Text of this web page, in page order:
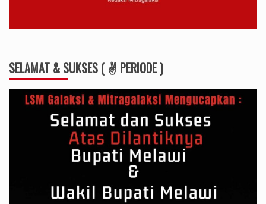
SELAMAT & SUKSES ( ✌ PERIODE )